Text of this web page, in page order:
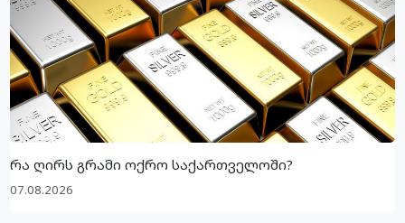
რა ღირს გრამი ოქრო საქართველოში?
07.08.2026